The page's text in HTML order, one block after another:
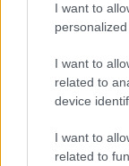
I want to
personalized
I want to
related to
device
I want to
related to
«Δεν με
καλό παιδί
δηλαδή
που δεν το
πει αν
γιατί. Έφυγε
γιατί ήταν